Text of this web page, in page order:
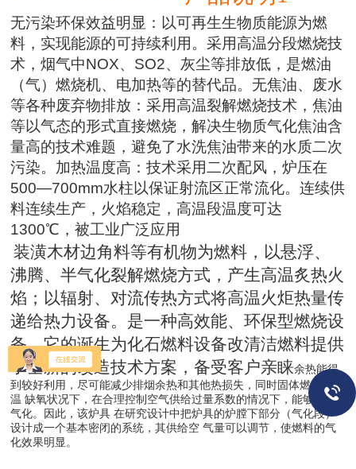
无污染环保效益明显：以可再生生物质能源为燃
料，实现能源的可持续利用。采用高温分段燃烧技
术，烟气中NOX、SO2、灰尘等排放低，是燃油
（气）燃烧机、电加热等的替代品。无焦油、废水
等各种废弃物排放：采用高温裂解燃烧技术，焦油
等以气态的形式直接燃烧，解决生物质气化焦油含
量高的技术难题，避免了水洗焦油带来的水质二次
污染。加热温度高：技术采用二次配风，炉压在
500—700mm水柱以保证射流区正常流化。连续供
料连续生产，火焰稳定，高温段温度可达
1300℃，被工业广泛应用
装潢木材边角料等有机物为燃料，以悬浮、
沸腾、半气化裂解燃烧方式，产生高温炙热火
焰；以辐射、对流传热方式将高温火炬热量传
递给热力设备。是一种高效能、环保型燃烧设
备，它的诞生为化石燃料设备改清洁燃料提供
了全新的改造技术方案，备受客户亲睐余热能得
到较好利用，尽可能减少排烟余热和其他热损失，同时固体燃料在高
温 缺氧状况下，在合理控制空气供给过量系数的情况下，能够实现
气化。因此，该炉具 在研究设计中把炉具的炉膛下部分（气化段）
设计成一个基本密闭的系统，其供给空 气量可以调节，使燃料的气
化效果明显。